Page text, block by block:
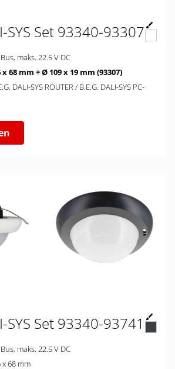
SYS Set 93340-93307
DALI Bus, maks. 22.5 V DC
x 68 mm + Ø 109 x 19 mm (93307)
SYS Set 93340-93741
DALI Bus, maks. 22.5 V DC
Ø 106 x 68 mm